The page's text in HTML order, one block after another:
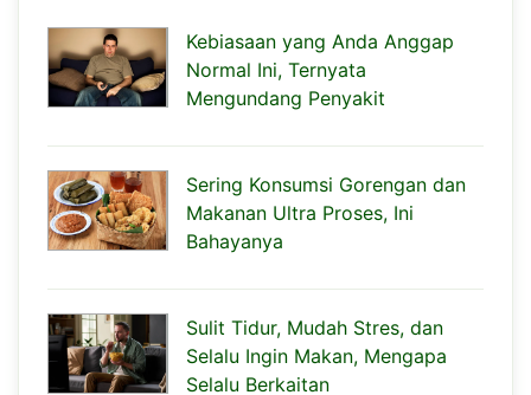
Kebiasaan yang Anda Anggap
Normal Ini, Ternyata
Mengundang Penyakit
Sering Konsumsi Gorengan dan
Makanan Ultra Proses, Ini
Bahayanya
Sulit Tidur, Mudah Stres, dan
Selalu Ingin Makan, Mengapa
Selalu Berkaitan